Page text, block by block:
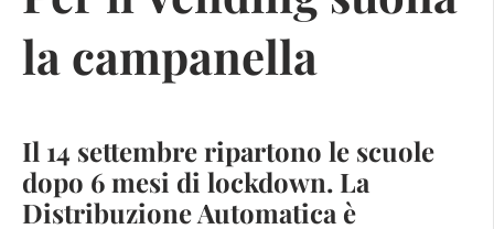
la campanella
Il 14 settembre ripartono le scuole
dopo 6 mesi di lockdown. La
Distribuzione Automatica è